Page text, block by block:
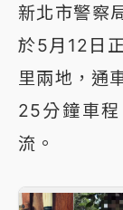
新北市警察
於5月12日
里兩地，通
25分鐘車
流。